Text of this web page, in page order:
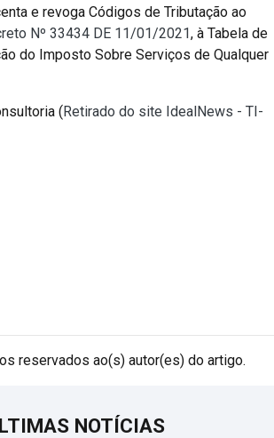
e revoga Códigos de Tributação ao
Nº 33434 DE 11/01/2021, à Tabela de
do Imposto Sobre Serviços de Qualquer
(Retirado do site IdealNews - TI-
reservados ao(s) autor(es) do artigo.
NOTÍCIAS